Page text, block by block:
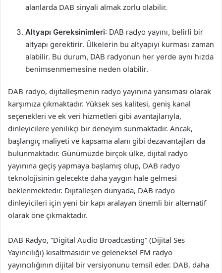
alanlarda DAB sinyali almak zorlu olabilir.
Altyapı Gereksinimleri: DAB radyo yayını, belirli bir
altyapı gerektirir. Ülkelerin bu altyapıyı kurması zaman
alabilir. Bu durum, DAB radyonun her yerde aynı hızda
benimsenmemesine neden olabilir.
DAB radyo, dijitalleşmenin radyo yayınına yansıması olarak
karşımıza çıkmaktadır. Yüksek ses kalitesi, geniş kanal
seçenekleri ve ek veri hizmetleri gibi avantajlarıyla,
dinleyicilere yenilikçi bir deneyim sunmaktadır. Ancak,
başlangıç maliyeti ve kapsama alanı gibi dezavantajları da
bulunmaktadır. Günümüzde birçok ülke, dijital radyo
yayınına geçiş yapmaya başlamış olup, DAB radyo
teknolojisinin gelecekte daha yaygın hale gelmesi
beklenmektedir. Dijitalleşen dünyada, DAB radyo
dinleyicileri için yeni bir kapı aralayan önemli bir alternatif
olarak öne çıkmaktadır.
DAB Radyo, “Digital Audio Broadcasting” (Dijital Ses
Yayıncılığı) kısaltmasıdır ve geleneksel FM radyo
yayıncılığının dijital bir versiyonunu temsil eder. DAB, daha